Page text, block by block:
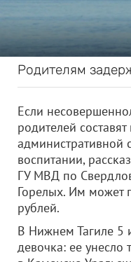
Родителям
Если
родителей
административной
воспитании,
ГУ МВД по
Горелых. Им может
рублей.
В Нижнем Тагиле 5
девочка: ее унесло